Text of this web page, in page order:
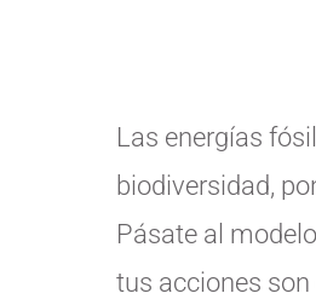
Las energías
biodiversidad,
Pásate al
tus acciones